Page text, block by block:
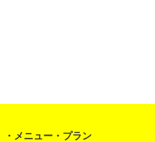
メニュー・プラン